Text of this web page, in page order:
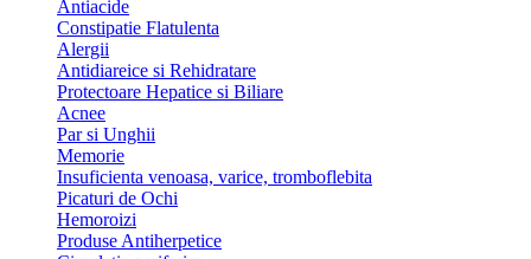
Antiacide
Constipatie Flatulenta
Alergii
Antidiareice si Rehidratare
Protectoare Hepatice si Biliare
Acnee
Par si Unghii
Memorie
Insuficienta venoasa, varice, tromboflebita
Picaturi de Ochi
Hemoroizi
Produse Antiherpetice